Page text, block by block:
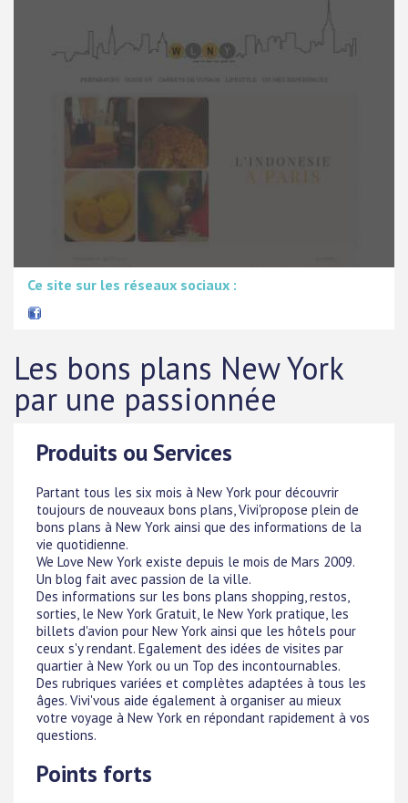
Ce site sur les réseaux sociaux :
Les bons plans New York
par une passionnée
Produits ou Services
Partant tous les six mois à New York pour découvrir
toujours de nouveaux bons plans, Vivi'propose plein de
bons plans à New York ainsi que des informations de la
vie quotidienne.
We Love New York existe depuis le mois de Mars 2009.
Un blog fait avec passion de la ville.
Des informations sur les bons plans shopping, restos,
sorties, le New York Gratuit, le New York pratique, les
billets d'avion pour New York ainsi que les hôtels pour
ceux s'y rendant. Egalement des idées de visites par
quartier à New York ou un Top des incontournables.
Des rubriques variées et complètes adaptées à tous les
âges. Vivi'vous aide également à organiser au mieux
votre voyage à New York en répondant rapidement à vos
questions.
Points forts